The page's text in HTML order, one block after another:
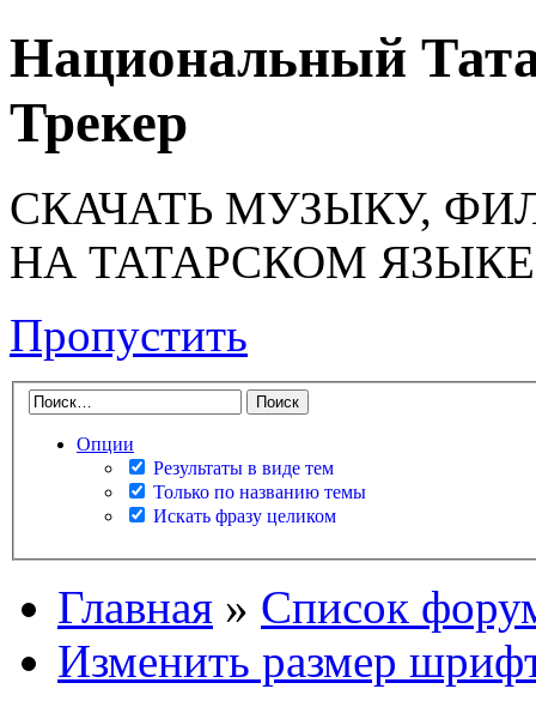
Национальный
Трекер
СКАЧАТЬ МУЗЫКУ,
НА ТАТАРСКОМ ЯЗЫКЕ
Пропустить
Опции
Результаты в виде тем
Только по названию темы
Искать фразу целиком
Главная » Список
Изменить размер